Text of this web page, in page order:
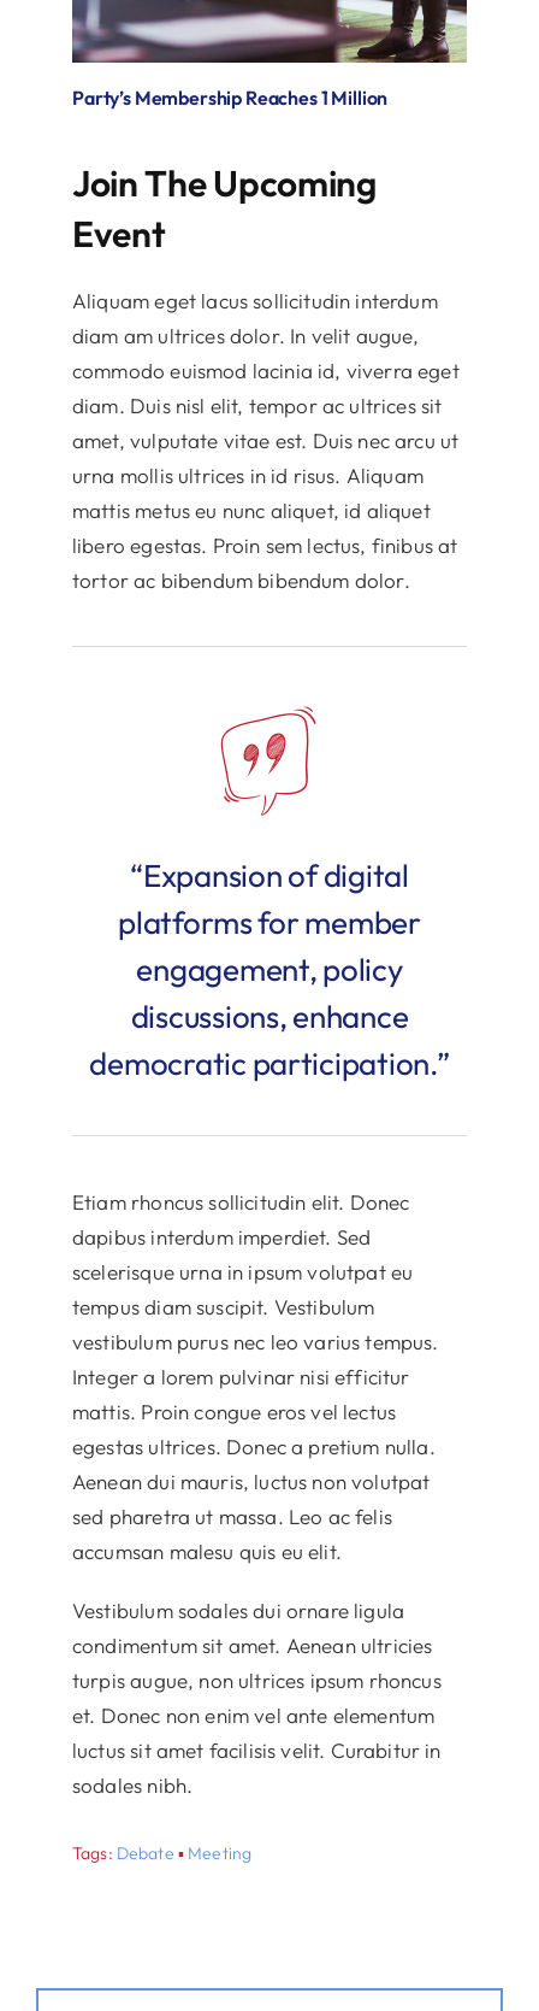
Party’s Membership Reaches 1 Million
Join The Upcoming
Event
Aliquam eget lacus sollicitudin interdum
diam am ultrices dolor. In velit augue,
commodo euismod lacinia id, viverra eget
diam. Duis nisl elit, tempor ac ultrices sit
amet, vulputate vitae est. Duis nec arcu ut
urna mollis ultrices in id risus. Aliquam
mattis metus eu nunc aliquet, id aliquet
libero egestas. Proin sem lectus, finibus at
tortor ac bibendum bibendum dolor.
“Expansion of digital
platforms for member
engagement, policy
discussions, enhance
democratic participation.”
Etiam rhoncus sollicitudin elit. Donec
dapibus interdum imperdiet. Sed
scelerisque urna in ipsum volutpat eu
tempus diam suscipit. Vestibulum
vestibulum purus nec leo varius tempus.
Integer a lorem pulvinar nisi efficitur
mattis. Proin congue eros vel lectus
egestas ultrices. Donec a pretium nulla.
Aenean dui mauris, luctus non volutpat
sed pharetra ut massa. Leo ac felis
accumsan malesu quis eu elit.
Vestibulum sodales dui ornare ligula
condimentum sit amet. Aenean ultricies
turpis augue, non ultrices ipsum rhoncus
et. Donec non enim vel ante elementum
luctus sit amet facilisis velit. Curabitur in
sodales nibh.
Tags: Debate ▪ Meeting